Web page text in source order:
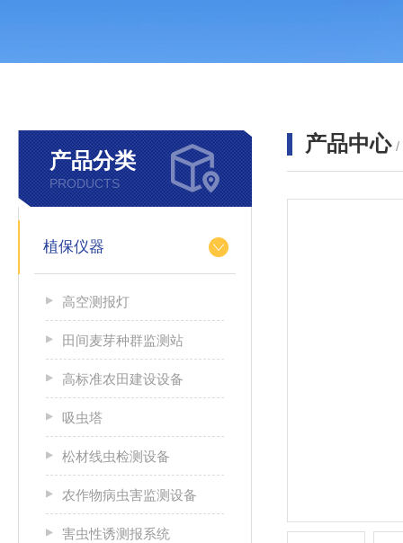
产品分类
PRODUCTS
植保仪器
高空测报灯
田间麦芽种群监测站
高标准农田建设设备
吸虫塔
松材线虫检测设备
农作物病虫害监测设备
害虫性诱测报系统
产品中心 /